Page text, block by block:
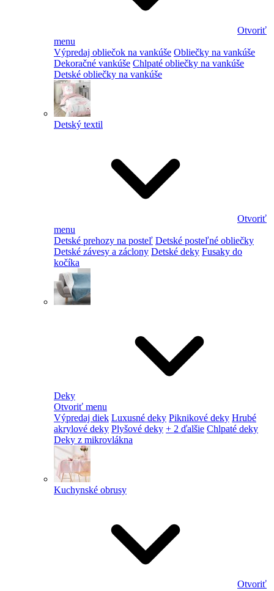
Otvoriť
menu
Výpredaj obliečok na vankúše Obliečky na vankúše
Dekoračné vankúše Chlpaté obliečky na vankúše
Detské obliečky na vankúše
Detský textil
Otvoriť
menu
Detské prehozy na posteľ Detské posteľné obliečky
Detské závesy a záclony Detské deky Fusaky do
kočíka
Deky
Otvoriť menu
Výpredaj diek Luxusné deky Piknikové deky Hrubé
akrylové deky Plyšové deky + 2 ďalšie Chlpaté deky
Deky z mikrovlákna
Kuchynské obrusy
Otvoriť